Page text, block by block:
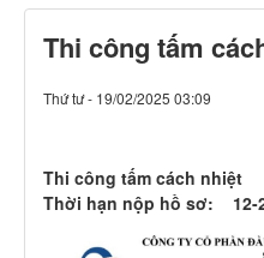
Thi công tấm
Thứ tư - 19/02/2025 03:09
Thi công tấm cách nhiệt
Thời hạn nộp hồ sơ: 12-